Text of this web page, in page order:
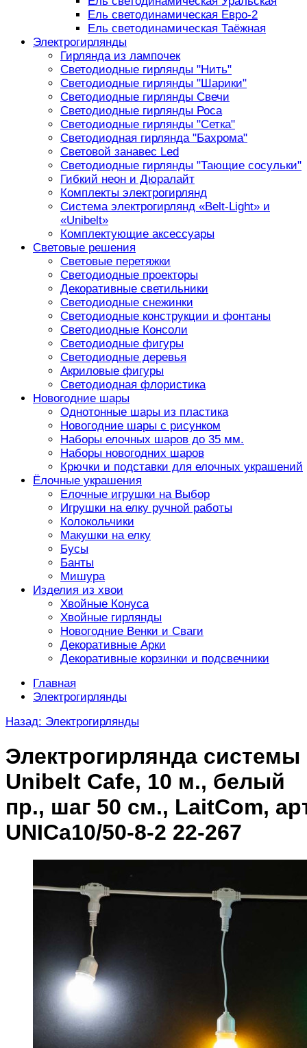
Ель светодинамическая Евро-2
Ель светодинамическая Таёжная
Электрогирлянды
Гирлянда из лампочек
Светодиодные гирлянды "Нить"
Светодиодные гирлянды "Шарики"
Светодиодные гирлянды Свечи
Светодиодные гирлянды Роса
Светодиодные гирлянды "Сетка"
Светодиодная гирлянда "Бахрома"
Световой занавес Led
Светодиодные гирлянды "Тающие сосульки"
Гибкий неон и Дюралайт
Комплекты электрогирлянд
Система электрогирлянд «Belt-Light» и
«Unibelt»
Комплектующие аксессуары
Световые решения
Световые перетяжки
Светодиодные проекторы
Декоративные светильники
Светодиодные снежинки
Светодиодные конструкции и фонтаны
Светодиодные Консоли
Светодиодные фигуры
Светодиодные деревья
Акриловые фигуры
Светодиодная флористика
Новогодние шары
Однотонные шары из пластика
Новогодние шары с рисунком
Наборы елочных шаров до 35 мм.
Наборы новогодних шаров
Крючки и подставки для елочных украшений
Ёлочные украшения
Елочные игрушки на Выбор
Игрушки на елку ручной работы
Колокольчики
Макушки на елку
Бусы
Банты
Мишура
Изделия из хвои
Хвойные Конуса
Хвойные гирлянды
Новогодние Венки и Сваги
Декоративные Арки
Декоративные корзинки и подсвечники
Главная
Электрогирлянды
Назад: Электрогирлянды
Электрогирлянда системы
Unibelt Cafe, 10 м., белый
пр., шаг 50 см., LaitCom,
UNICa10/50-8-2 22-267